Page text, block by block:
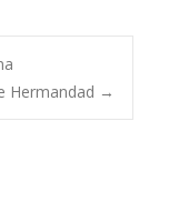
Hermandad →